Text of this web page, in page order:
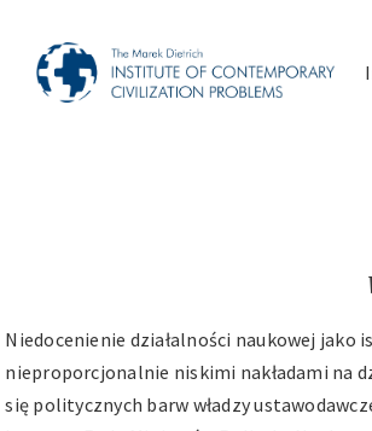
content
Niedocenienie działalności naukowej
nieproporcjonalnie niskimi nakładami na
się politycznych barw władzy